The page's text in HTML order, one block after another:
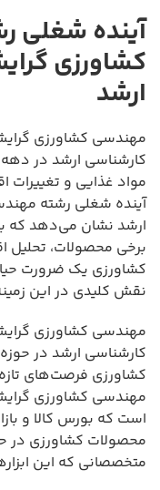
آینده شغلی
کشاورزی
ارشد
مهندسی کشاورزی
کارشناسی ارشد در دهه
مواد غذایی و تغییرات
آینده شغلی رشته
ارشد نشان می‌دهد که
برخی محصولات،
کشاورزی یک ضرورت
نقش کلیدی در این
مهندسی کشاورزی
کارشناسی ارشد در حوزه
کشاورزی فرصت‌های
مهندسی کشاورزی
است که بورس کالا و
محصولات کشاورزی در
متخصصانی که این